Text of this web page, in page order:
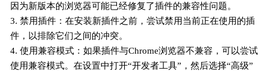
因为新版本的浏览器可能已经修复了插件的兼容性问题。
3. 禁用插件：在安装新插件之前，尝试禁用当前正在使用的插
件，以排除它们之间的冲突。
4. 使用兼容模式：如果插件与Chrome浏览器不兼容，可以尝试
使用兼容模式。在设置中打开“开发者工具”，然后选择“高级”